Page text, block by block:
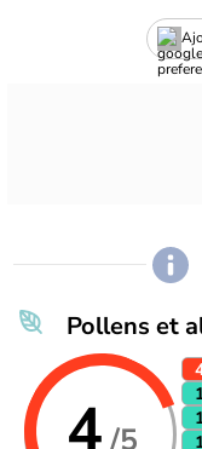
Pollens et
4 /5